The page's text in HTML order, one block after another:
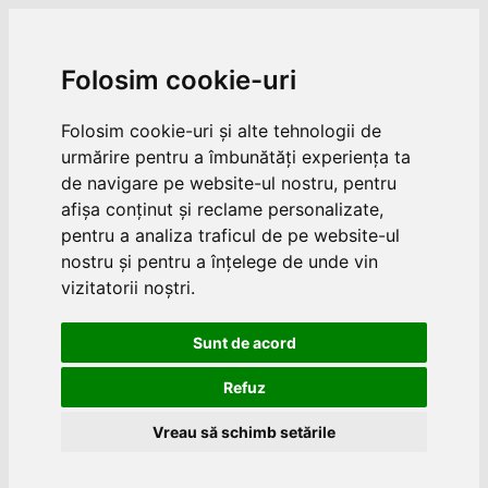
Folosim cookie-uri
Folosim cookie-uri și alte tehnologii de
urmărire pentru a îmbunătăți experiența ta
de navigare pe website-ul nostru, pentru
afișa conținut și reclame personalizate,
pentru a analiza traficul de pe website-ul
nostru și pentru a înțelege de unde vin
vizitatorii noștri.
Sunt de acord
Refuz
Vreau să schimb setările